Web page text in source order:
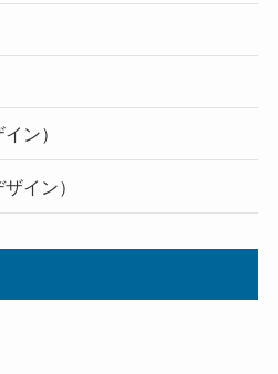
ン）
イン）